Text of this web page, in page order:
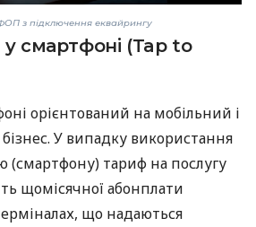
з підключення еквайрингу
смартфоні (Tap to
орієнтований на мобільний і
У випадку використання
(смартфону) тариф на послугу
щомісячної абонплати
що надаються